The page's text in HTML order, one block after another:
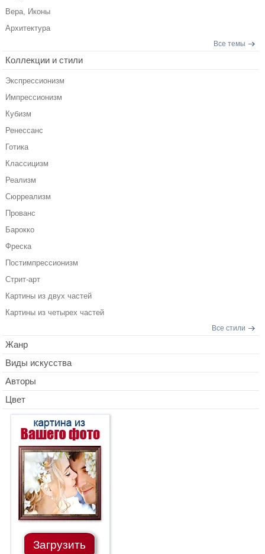
Вера, Иконы
Архитектура
Все темы
Коллекции и стили
Экспрессионизм
Импрессионизм
Кубизм
Ренессанс
Готика
Классицизм
Реализм
Сюрреализм
Прованс
Барокко
Фреска
Постимпрессионизм
Стрит-арт
Картины из двух частей
Картины из четырех частей
Все стили
Жанр
Виды искусства
Авторы
Цвет
Загрузить